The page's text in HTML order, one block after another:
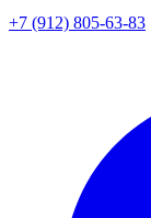
+7 (912) 805-63-83